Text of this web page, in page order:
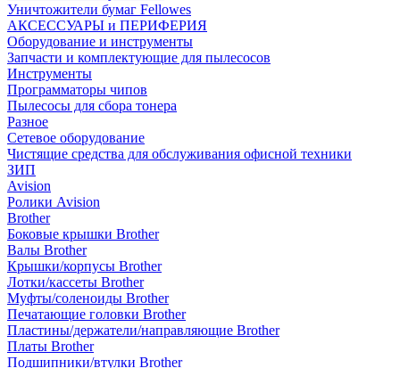
Уничтожители бумаг Fellowes
АКСЕССУАРЫ и ПЕРИФЕРИЯ
Оборудование и инструменты
Запчасти и комплектующие для пылесосов
Инструменты
Программаторы чипов
Пылесосы для сбора тонера
Разное
Сетевое оборудование
Чистящие средства для обслуживания офисной техники
ЗИП
Avision
Ролики Avision
Brother
Боковые крышки Brother
Валы Brother
Крышки/корпусы Brother
Лотки/кассеты Brother
Муфты/соленоиды Brother
Печатающие головки Brother
Пластины/держатели/направляющие Brother
Платы Brother
Подшипники/втулки Brother